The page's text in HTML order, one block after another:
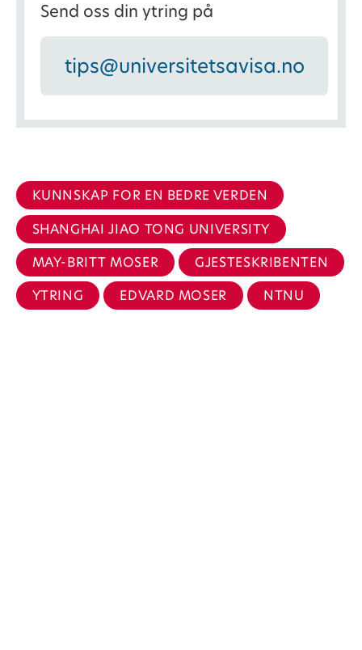
Send oss din ytring på
tips@universitetsavisa.no
KUNNSKAP FOR EN BEDRE VERDEN
SHANGHAI JIAO TONG UNIVERSITY
MAY-BRITT MOSER
GJESTESKRIBENTEN
YTRING
EDVARD MOSER NTNU